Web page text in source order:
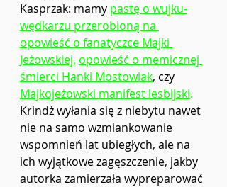
Kasprzak: mamy pastę o wujku-
wędkarzu przerobioną na
opowieść o fanatyczce Majki
Jeżowskiej, opowieść o memicznej
śmierci Hanki Mostowiak, czy
Majkojeżowski manifest lesbijski.
Krindż wyłania się z niebytu nawet
nie na samo wzmiankowanie
wspomnień lat ubiegłych, ale na
ich wyjątkowe zagęszczenie, jakby
autorka zamierzała wypreparować